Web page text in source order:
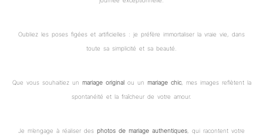
Oubliez les poses figées et artificielles : je préfère immortaliser la vraie vie, dans
toute sa simplicité et sa beauté.
Que vous souhaitiez un mariage originalou un mariage chic, mes images reflètent la
spontanéité et la fraîcheur de votre amour.
Je m’engage à réaliser des photos de mariage authentiques , qui racontent votre